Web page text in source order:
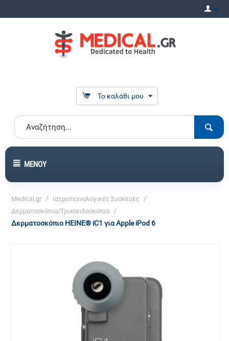
Το καλάθι μου
ΜΕΝΟΎ
Medical.gr / Ιατροτεχνολογικές Συσκευές /
Δερματοσκόπια/Τριχοειδοσκόπια /
Δερματοσκόπιο HEINE® iC1 για Apple iPod 6